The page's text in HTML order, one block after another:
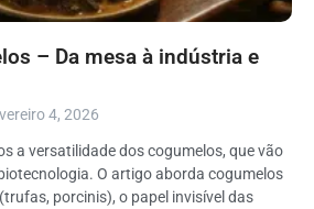
– Da mesa à indústria e
4, 2026
a versatilidade dos cogumelos, que vão
O artigo aborda cogumelos
porcinis), o papel invisível das